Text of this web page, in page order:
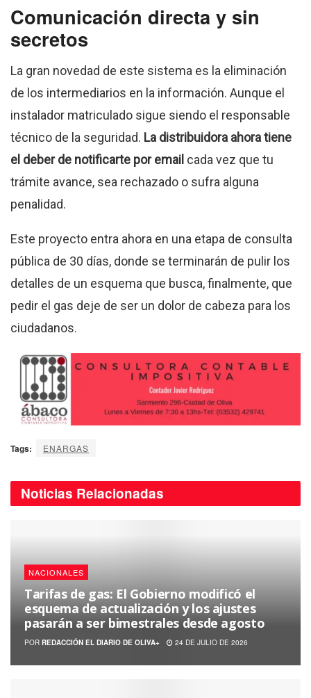
Comunicación directa y sin
secretos
La gran novedad de este sistema es la eliminación
de los intermediarios en la información. Aunque el
instalador matriculado sigue siendo el responsable
técnico de la seguridad. La distribuidora ahora tiene
el deber de notificarte por email cada vez que tu
trámite avance, sea rechazado o sufra alguna
penalidad.
Este proyecto entra ahora en una etapa de consulta
pública de 30 días, donde se terminarán de pulir los
detalles de un esquema que busca, finalmente, que
pedir el gas deje de ser un dolor de cabeza para los
ciudadanos.
Tags: ENARGAS
Noticias Relacionadas
NACIONALES
Tarifas de gas: El Gobierno modificó el
esquema de actualización y los ajustes
pasarán a ser bimestrales desde agosto
POR REDACCIÓN EL DIARIO DE OLIVA+ 24 DE JULIO DE 2026